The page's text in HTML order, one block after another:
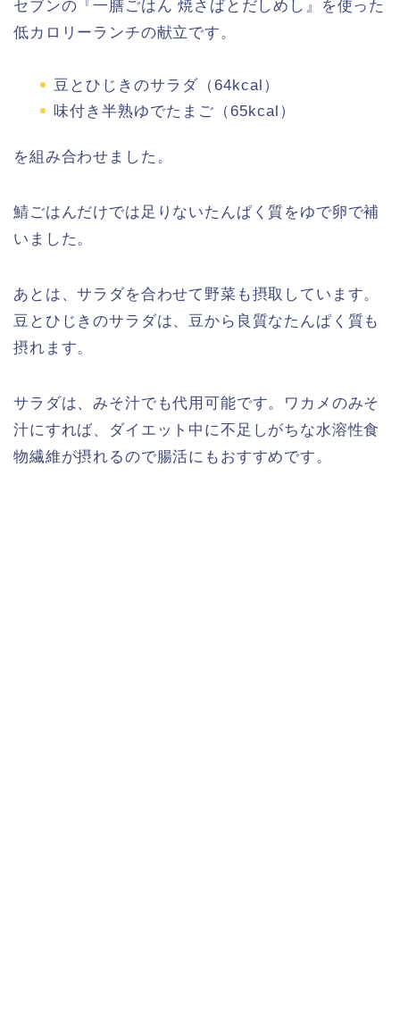
セブンの『一膳ごはん 焼さばとだしめし』を使った
低カロリーランチの献立です。
豆とひじきのサラダ（64kcal）
味付き半熟ゆでたまご（65kcal）
を組み合わせました。
鯖ごはんだけでは足りないたんぱく質をゆで卵で補
いました。
あとは、サラダを合わせて野菜も摂取しています。
豆とひじきのサラダは、豆から良質なたんぱく質も
摂れます。
サラダは、みそ汁でも代用可能です。ワカメのみそ
汁にすれば、ダイエット中に不足しがちな水溶性食
物繊維が摂れるので腸活にもおすすめです。